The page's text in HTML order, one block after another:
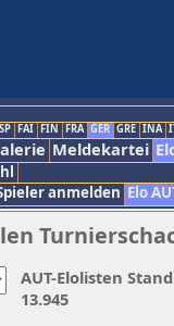
FAI FIN FRA GER GRE INA
Meldekartei
anmelden Elo
AUT-Elolisten
13.945